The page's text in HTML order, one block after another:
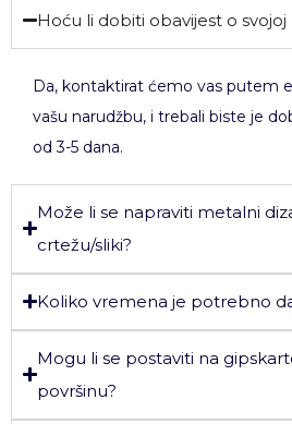
Hoću li dobiti obavijest o svojoj
Da, kontaktirat ćemo vas putem
vašu narudžbu, i trebali biste je
od 3-5 dana.
Može li se napraviti metalni
crtežu/sliki?
Koliko vremena je potrebno
Mogu li se postaviti na
površinu?